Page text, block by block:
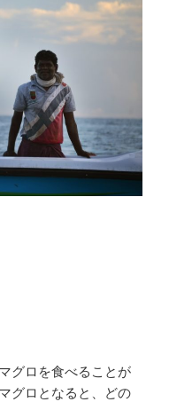
グロを食べることが
グロとなると、どの